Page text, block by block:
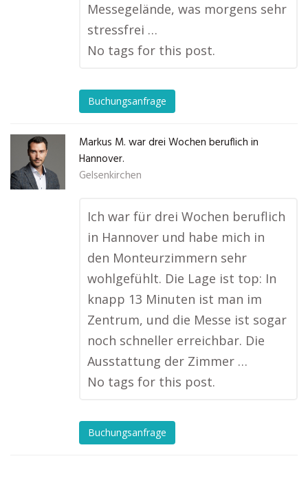
Messegelände, was morgens sehr
stressfrei …
No tags for this post.
Buchungsanfrage
Markus M. war drei Wochen beruflich in
Hannover.
Gelsenkirchen
Ich war für drei Wochen beruflich
in Hannover und habe mich in
den Monteurzimmern sehr
wohlgefühlt. Die Lage ist top: In
knapp 13 Minuten ist man im
Zentrum, und die Messe ist sogar
noch schneller erreichbar. Die
Ausstattung der Zimmer …
No tags for this post.
Buchungsanfrage